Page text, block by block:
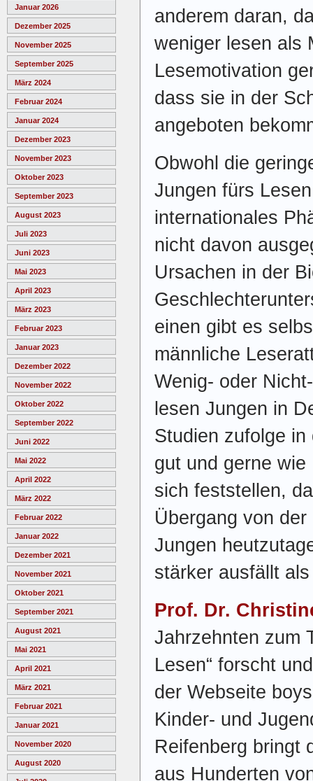
Januar 2026
Dezember 2025
November 2025
September 2025
März 2024
Februar 2024
Januar 2024
Dezember 2023
November 2023
Oktober 2023
September 2023
August 2023
Juli 2023
Juni 2023
Mai 2023
April 2023
März 2023
Februar 2023
Januar 2023
Dezember 2022
November 2022
Oktober 2022
September 2022
Juni 2022
Mai 2022
April 2022
März 2022
Februar 2022
Januar 2022
Dezember 2021
November 2021
Oktober 2021
September 2021
August 2021
Mai 2021
April 2021
März 2021
Februar 2021
Januar 2021
November 2020
August 2020
anderem daran,
weniger lesen als
Lesemotivation
dass sie in der
angeboten
Obwohl die
Jungen fürs
internationales
nicht davon
Ursachen in der
einen gibt es
männliche
Wenig- oder
lesen Jungen in
Studien zufolge
gut und gerne
sich feststellen,
Übergang von
Jungen
stärker ausfällt
Prof. Dr.
Jahrzehnten zum
Lesen“ forscht
der Webseite
Kinder- und
Reifenberg bringt
aus Hunderten